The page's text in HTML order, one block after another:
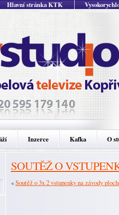
Hlavní stránka KTK
Inzerce Kafka O
SOUTĚŽ O
«Soutěž o 3x 2 vstupenky na závody